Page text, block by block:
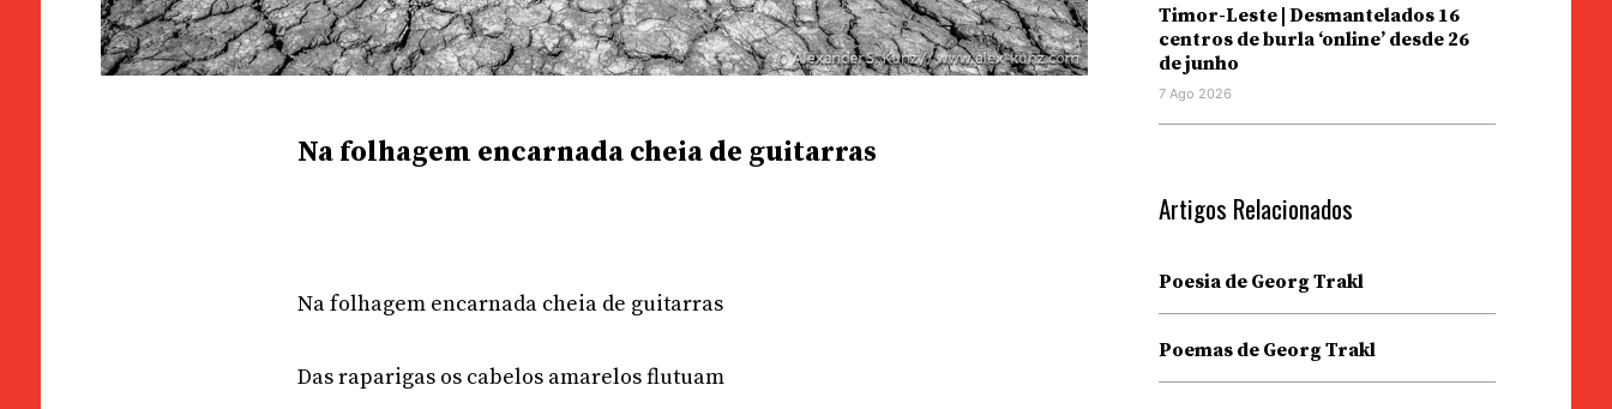
Na folhagem encarnada cheia de guitarras
Na folhagem encarnada cheia de guitarras
Das raparigas os cabelos amarelos flutuam
Timor-Leste | Desmantelados 16
centros de burla ‘online’ desde 26
de junho
7 Ago 2026
Artigos Relacionados
Poesia de Georg Trakl
Poemas de Georg Trakl